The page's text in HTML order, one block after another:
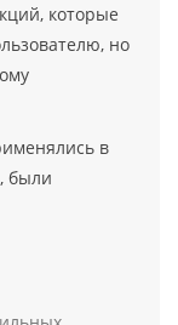
которые
но
в
были